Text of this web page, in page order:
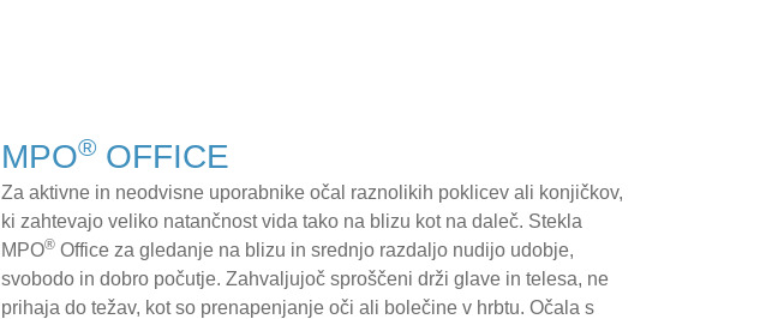
MPO® OFFICE
Za aktivne in neodvisne uporabnike očal raznolikih poklicev ali konjičkov,
ki zahtevajo veliko natančnost vida tako na blizu kot na daleč. Stekla
MPO® Office za gledanje na blizu in srednjo razdaljo nudijo udobje,
svobodo in dobro počutje. Zahvaljujoč sproščeni drži glave in telesa, ne
prihaja do težav, kot so prenapenjanje oči ali bolečine v hrbtu. Očala s